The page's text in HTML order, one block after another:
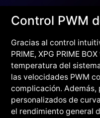
Control PWM
Gracias al control
PRIME, XPG PRIME
temperatura del
las velocidades PWM
complicación.
personalizados de
el rendimiento general